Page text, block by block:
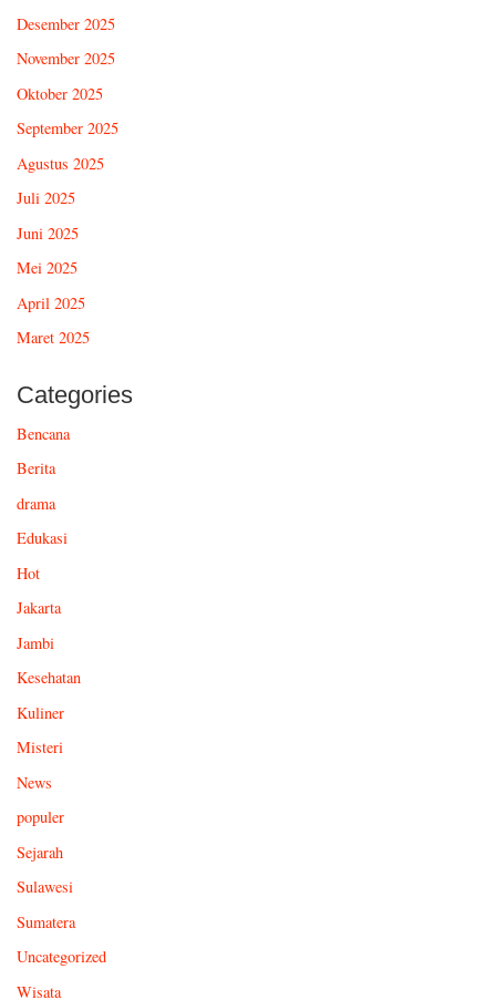
Desember 2025
November 2025
Oktober 2025
September 2025
Agustus 2025
Juli 2025
Juni 2025
Mei 2025
April 2025
Maret 2025
Categories
Bencana
Berita
drama
Edukasi
Hot
Jakarta
Jambi
Kesehatan
Kuliner
Misteri
News
populer
Sejarah
Sulawesi
Sumatera
Uncategorized
Wisata